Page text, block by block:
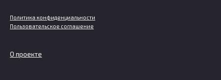
Политика конфиденциальности
Пользовательское соглашение
О проекте